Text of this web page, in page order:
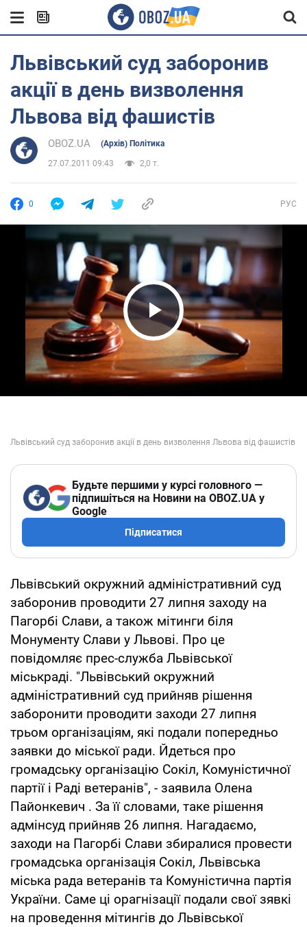
Львівський суд заборонив
акції в день визволення
Львова від фашистів
OBOZ.UA (Архів) Політика
27.07.2011 09:43 2,0 т.
0 РУС
Play Video
Будьте першими у курсі головного —
підпишіться на Новини на OBOZ.UA у
Google
Підписатися
Львівський окружний адміністративний суд
заборонив проводити 27 липня заходу на
Пагорбі Слави, а також мітинги біля
Монументу Слави у Львові. Про це
повідомляє прес-служба Львівської
міськраді. "Львівський окружний
адміністративний суд прийняв рішення
заборонити проводити заходи 27 липня
трьом організаціям, які подали попередньо
заявки до міської ради. Йдеться про
громадську організацію Сокіл, Комуністичної
партії і Раді ветеранів", - заявила Олена
Пайонкевич . За її словами, таке рішення
адмінсуд прийняв 26 липня. Нагадаємо,
заходи на Пагорбі Слави збиралися провести
громадська організація Сокіл, Львівська
міська рада ветеранів та Комуністична партія
України. Саме ці орагнізації подали свої зявкі
на проведення мітингів до Львівської